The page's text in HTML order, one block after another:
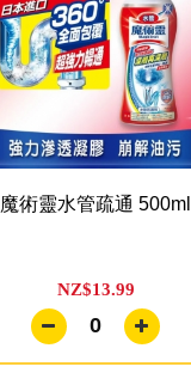
魔術靈水管疏通 500ml
NZ$13.99
0